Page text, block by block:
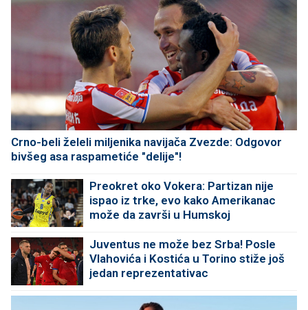
Crno-beli želeli miljenika navijača Zvezde: Odgovor
bivšeg asa raspametiće "delije"!
Preokret oko Vokera: Partizan nije
ispao iz trke, evo kako Amerikanac
može da završi u Humskoj
Juventus ne može bez Srba! Posle
Vlahovića i Kostića u Torino stiže još
jedan reprezentativac